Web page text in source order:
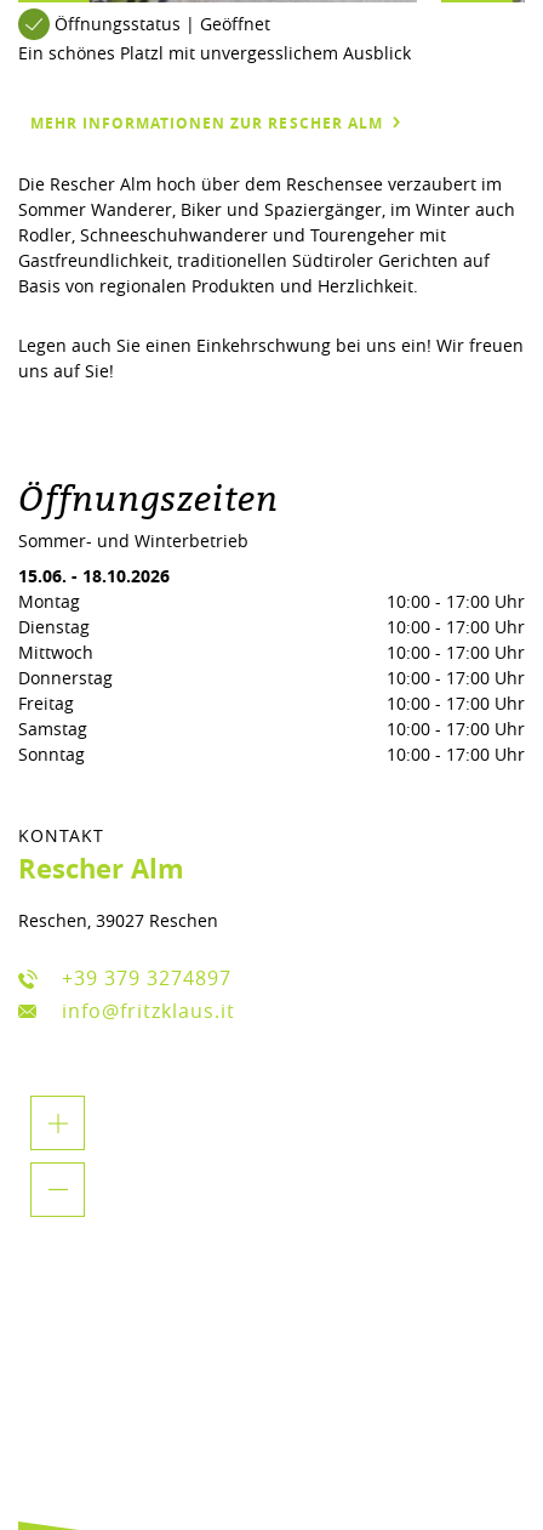
Öffnungsstatus | Geöffnet
Ein schönes Platzl mit unvergesslichem Ausblick
MEHR INFORMATIONEN ZUR RESCHER ALM
Die Rescher Alm hoch über dem Reschensee verzaubert im
Sommer Wanderer, Biker und Spaziergänger, im Winter auch
Rodler, Schneeschuhwanderer und Tourengeher mit
Gastfreundlichkeit, traditionellen Südtiroler Gerichten auf
Basis von regionalen Produkten und Herzlichkeit.
Legen auch Sie einen Einkehrschwung bei uns ein! Wir freuen
uns auf Sie!
Öffnungszeiten
Sommer- und Winterbetrieb
15.06. - 18.10.2026
Montag
10:00 - 17:00 Uhr
Dienstag
10:00 - 17:00 Uhr
Mittwoch
10:00 - 17:00 Uhr
Donnerstag
10:00 - 17:00 Uhr
Freitag
10:00 - 17:00 Uhr
Samstag
10:00 - 17:00 Uhr
Sonntag
10:00 - 17:00 Uhr
KONTAKT
Rescher Alm
Reschen, 39027 Reschen
+39 379 3274897
info@fritzklaus.it